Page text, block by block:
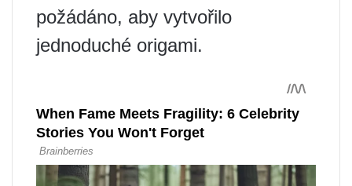
požádáno, aby vytvořilo
jednoduché origami.